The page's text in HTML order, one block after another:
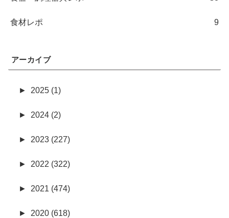
食材レポ 9
アーカイブ
► 2025 (1)
► 2024 (2)
► 2023 (227)
► 2022 (322)
► 2021 (474)
► 2020 (618)